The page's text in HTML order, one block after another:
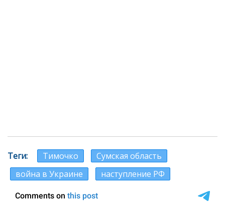
Теги Тимочко
Сумская область
война в Украине
наступление РФ